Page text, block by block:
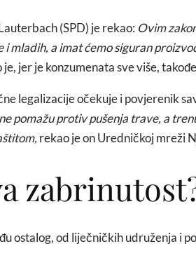
(SPD) je rekao: Ovim
mladih, a imat ćemo siguran
jer je konzumenata sve više,
legalizacije očekuje i povjerenik
pomažu protiv pušenja trave, a
rekao je on Uredničkoj mreži
ostalog, od liječničkih udruženja i